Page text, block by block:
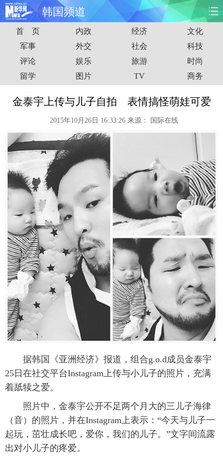
韩国频道
首页 时政 国际 财经
娱乐 体育 人事 教育
时尚 思客 地方 法治
科技 能源 公司
图片 视频 食品
旅游 健康 信息化 数据
金融 公益 军事 无人机
富媒体 摄影 新华广播
新华电视中文 新华电视英文 返回PC
首 页 内政 经济
文化
军事
外交 社会
科技
评论
娱乐 旅游
时尚
留学
图片 TV 商务
金泰宇上传与儿子自拍 表情搞怪萌娃可爱
2015年10月26日 16:33:26 来源： 国际在线
据韩国《亚洲经济》报道，组合g.o.d成员金泰宇
25日在社交平台Instagram上传与小儿子的照片，充满
着舐犊之爱。
照片中，金泰宇公开不足两个月大的三儿子海律
（音）的照片，并在Instagram上表示：“今天与儿子一
起玩，茁壮成长吧，爱你，我们的儿子。”文字间流露
出对小儿子的疼爱。